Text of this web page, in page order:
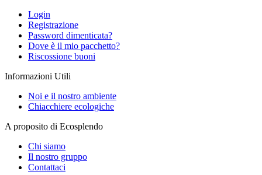
Login
Registrazione
Password dimenticata?
Dove è il mio pacchetto?
Riscossione buoni
Informazioni Utili
Noi e il nostro ambiente
Chiacchiere ecologiche
A proposito di Ecosplendo
Chi siamo
Il nostro gruppo
Contattaci